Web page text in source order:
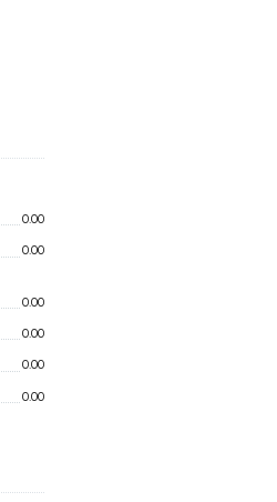
0.00
0.00
0.00
0.00
0.00
0.00